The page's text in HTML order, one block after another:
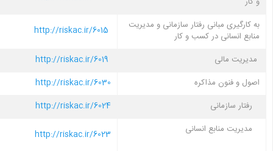
به کارگیری مبانی رفتار سازمانی و مدیریت
منابع انسانی در کسب و کار
http://riskac.ir/6015
مدیریت مالی
http://riskac.ir/6019
اصول و فنون مذاکره
http://riskac.ir/6030
رفتار سازمانی
http://riskac.ir/6024
مدیریت منابع انسانی
http://riskac.ir/6023